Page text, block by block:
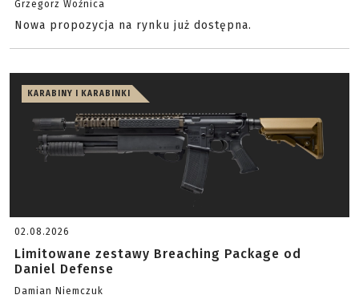
Grzegorz Woźnica
Nowa propozycja na rynku już dostępna.
KARABINY I KARABINKI
02.08.2026
Limitowane zestawy Breaching Package od
Daniel Defense
Damian Niemczuk